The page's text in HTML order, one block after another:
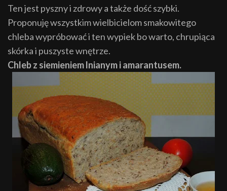
Ten jest pyszny i zdrowy a także dość szybki.
Proponuję wszystkim wielbicielom smakowitego
chleba wypróbować i ten wypiek bo warto, chrupiąca
skórka i puszyste wnętrze.
Chleb z siemieniem lnianym i amarantusem.